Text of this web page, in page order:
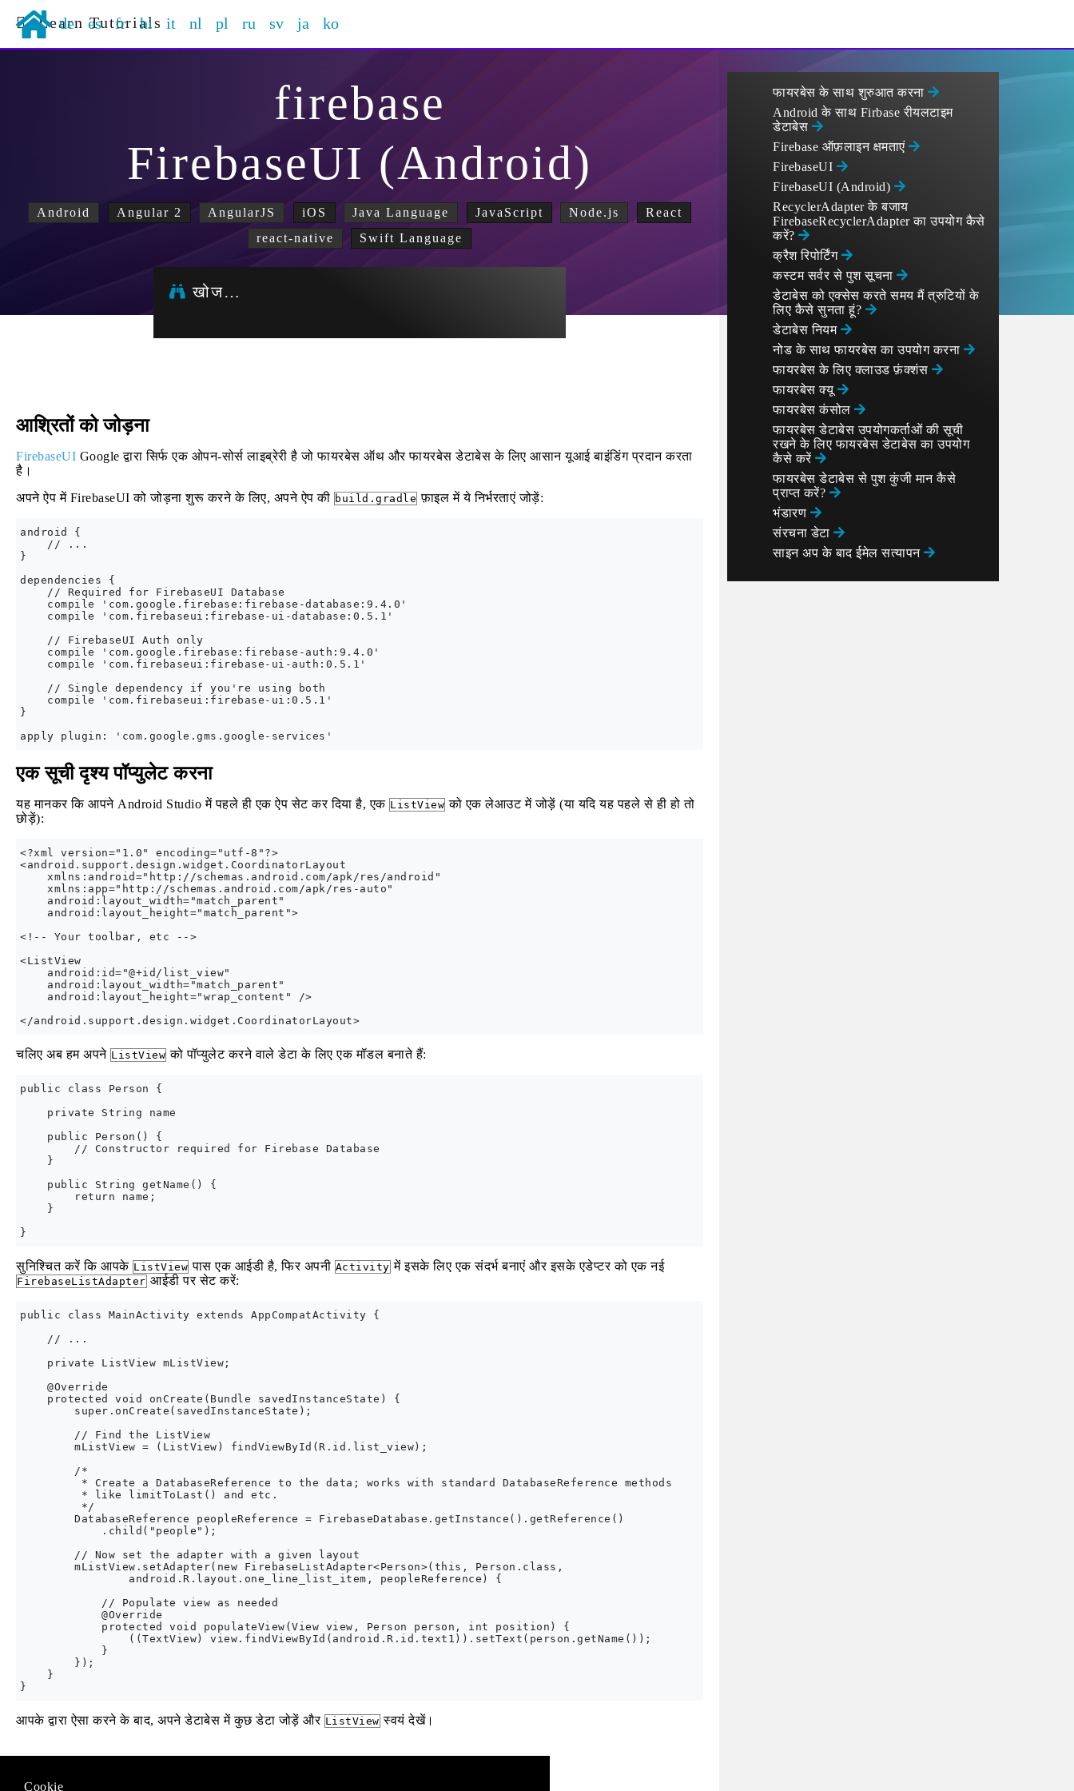
Learn Tutorials
de es fr hi it nl pl ru sv ja ko
firebase
FirebaseUI (Android)
Android Angular 2 AngularJS iOS Java Language JavaScript Node.js
React
react-native
Swift Language
खोज…
आश्रितों को जोड़ना
FirebaseUI Google द्वारा सिर्फ एक ओपन-सोर्स लाइब्रेरी है जो फायरबेस ऑथ और फायरबेस डेटाबेस के लिए आसान यूआई बाइंडिंग प्रदान करता
है।
अपने ऐप में FirebaseUI को जोड़ना शुरू करने के लिए, अपने ऐप की build.gradle फ़ाइल में ये निर्भरताएं जोड़ें:
android {
    // ...
}
dependencies {
    // Required for FirebaseUI Database
    compile 'com.google.firebase:firebase-database:9.4.0'
    compile 'com.firebaseui:firebase-ui-database:0.5.1'
    // FirebaseUI Auth only
    compile 'com.google.firebase:firebase-auth:9.4.0'
    compile 'com.firebaseui:firebase-ui-auth:0.5.1'
    // Single dependency if you're using both
    compile 'com.firebaseui:firebase-ui:0.5.1'
}
एक सूची दृश्य पॉप्युलेट करना
यह मानकर कि आपने Android Studio में पहले ही एक ऐप सेट कर दिया है, एक ListView को एक लेआउट में जोड़ें (या यदि यह पहले से ही हो तो
छोड़ें):
<?xml version="1.0" encoding="utf-8"?>
<android.support.design.widget.CoordinatorLayout
    xmlns:android="http://schemas.android.com/apk/res/android"
    xmlns:app="http://schemas.android.com/apk/res-auto"
    android:layout_width="match_parent"
    android:layout_height="match_parent">
<!-- Your toolbar, etc -->
<ListView
    android:id="@+id/list_view"
    android:layout_width="match_parent"
    android:layout_height="wrap_content" />
चलिए अब हम अपने ListView को पॉप्युलेट करने वाले डेटा के लिए एक मॉडल बनाते हैं:
public class Person {
    private String name
    public Person() {
        // Constructor required for Firebase Database
    }
    public String getName() {
        return name;
    }
सुनिश्चित करें कि आपके ListView पास एक आईडी है, फिर अपनी Activity में इसके लिए एक संदर्भ बनाएं और इसके एडेप्टर को एक नई
FirebaseListAdapter आईडी पर सेट करें:
public class MainActivity extends AppCompatActivity {
    // ...
    private ListView mListView;
    @Override
    protected void onCreate(Bundle savedInstanceState) {
        super.onCreate(savedInstanceState);
        // Find the ListView
        mListView = (ListView) findViewById(R.id.list_view);
        /*
         * Create a DatabaseReference to the data; works with standard DatabaseReference methods
         * like limitToLast() and etc.
         */
        DatabaseReference peopleReference = FirebaseDatabase.getInstance().getReference()
            .child("people");
        // Now set the adapter with a given layout
        mListView.setAdapter(new FirebaseListAdapter<Person>(this, Person.class,
                android.R.layout.one_line_list_item, peopleReference) {
            // Populate view as needed
            @Override
            protected void populateView(View view, Person person, int position) {
                ((TextView) view.findViewById(android.R.id.text1)).setText(person.getName());
            }
        });
    }
आपके द्वारा ऐसा करने के बाद, अपने डेटाबेस में कुछ डेटा जोड़ें और ListView स्वयं देखें।
फायरबेस के साथ शुरुआत करना
Android के साथ Firbase रीयलटाइम
डेटाबेस
Firebase ऑफ़लाइन क्षमताएं
FirebaseUI
FirebaseUI (Android)
RecyclerAdapter के बजाय
FirebaseRecyclerAdapter का उपयोग कैसे
करें?
क्रैश रिपोर्टिंग
कस्टम सर्वर से पुश सूचना
डेटाबेस को एक्सेस करते समय मैं त्रुटियों के
लिए कैसे सुनता हूं?
डेटाबेस नियम
नोड के साथ फायरबेस का उपयोग करना
फायरबेस के लिए क्लाउड फ़ंक्शंस
फायरबेस क्यू
फायरबेस कंसोल
फायरबेस डेटाबेस उपयोगकर्ताओं की सूची
रखने के लिए फायरबेस डेटाबेस का उपयोग
कैसे करें
फायरबेस डेटाबेस से पुश कुंजी मान कैसे
प्राप्त करें?
भंडारण
संरचना डेटा
साइन अप के बाद ईमेल सत्यापन
Cookie